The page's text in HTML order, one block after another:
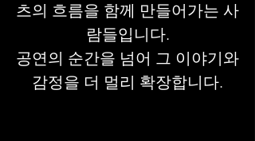
츠의 흐름을 함께 만들어가는 사
람들입니다.
공연의 순간을 넘어 그 이야기와
감정을 더 멀리 확장합니다.